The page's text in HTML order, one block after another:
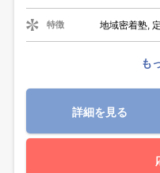
特徴 地域密着塾,
も
詳細を見る